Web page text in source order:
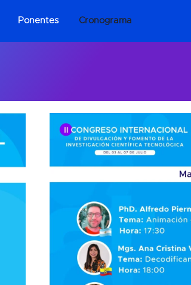
Ponentes Cronograma